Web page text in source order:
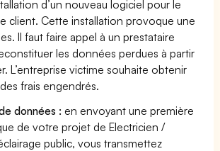
d’un nouveau logiciel pour le
client. Cette installation provoque une
Il faut faire appel à un prestataire
les données perdues à partir
L’entreprise victime souhaite obtenir
frais engendrés.
données : en envoyant une première
de votre projet de Electricien /
public, vous transmettez